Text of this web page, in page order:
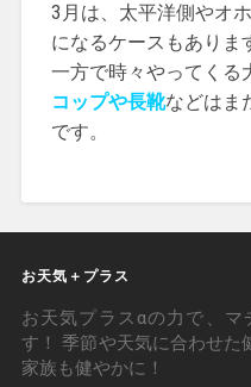
3月は、太平洋側やオ
になるケースもありま
一方で時々やってくる
コップや長靴などはま
です。
お天気＋プラス
お天気プラスαの力で、マ
す！ 季節や天気に合わせた
家族も健やかに！